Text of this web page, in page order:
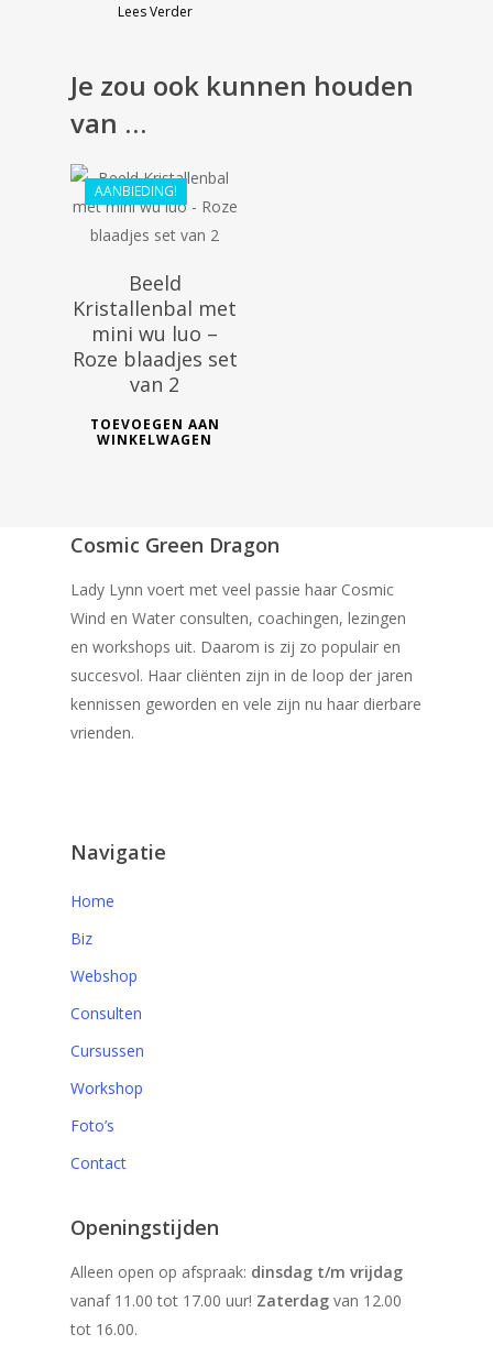
Lees Verder
Je zou ook kunnen houden
van …
AANBIEDING!
€41.99
Beeld
Kristallenbal met
mini wu luo –
Roze blaadjes set
van 2
TOEVOEGEN AAN
WINKELWAGEN
Cosmic Green Dragon
Lady Lynn voert met veel passie haar Cosmic
Wind en Water consulten, coachingen, lezingen
en workshops uit. Daarom is zij zo populair en
succesvol. Haar cliënten zijn in de loop der jaren
kennissen geworden en vele zijn nu haar dierbare
vrienden.
Navigatie
Home
Biz
Webshop
Consulten
Cursussen
Workshop
Foto’s
Contact
Openingstijden
Alleen open op afspraak: dinsdag t/m vrijdag
vanaf 11.00 tot 17.00 uur! Zaterdag van 12.00
tot 16.00.